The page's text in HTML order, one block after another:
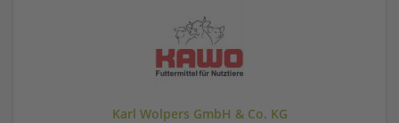
Karl Wolpers GmbH & Co. KG